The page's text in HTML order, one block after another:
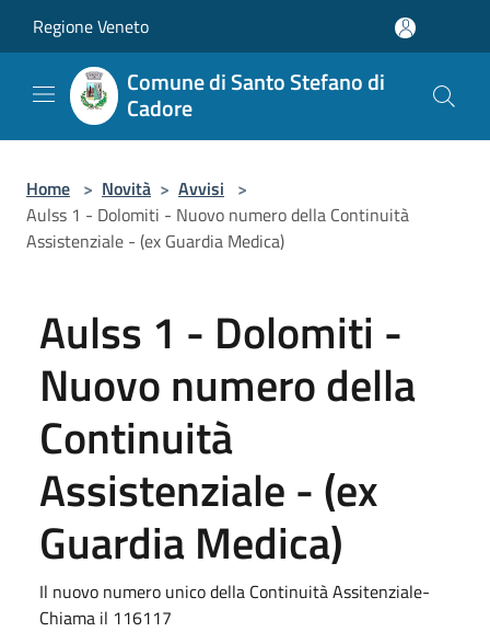
Regione Veneto
Comune di Santo Stefano di
Cadore
Home > Novità > Avvisi >
Aulss 1 - Dolomiti - Nuovo numero della Continuità
Assistenziale - (ex Guardia Medica)
Aulss 1 - Dolomiti -
Nuovo numero della
Continuità
Assistenziale - (ex
Guardia Medica)
Il nuovo numero unico della Continuità Assitenziale-
Chiama il 116117